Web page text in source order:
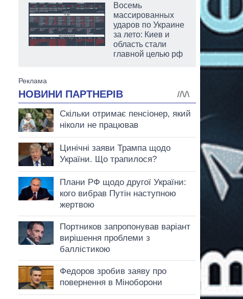
Восемь
массированных
ударов по Украине
за лето: Киев и
область стали
главной целью рф